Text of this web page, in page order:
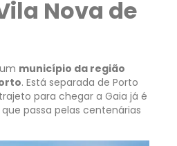
Nova de
município da região
. Está separada de Porto
para chegar a Gaia já é
passa pelas centenárias